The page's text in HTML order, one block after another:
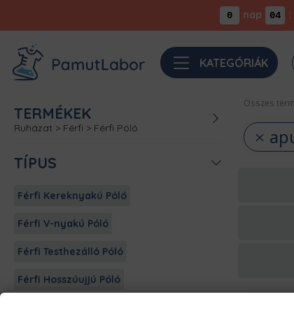
0 nap 04 :
KATEGÓRIÁK
TERMÉKEK
Ruházat > Férfi > Férfi Póló
TÍPUS
Férfi Kereknyakú Póló
Férfi V-nyakú Póló
Férfi Testhezálló Póló
Férfi Hosszúujjú Póló
Összes